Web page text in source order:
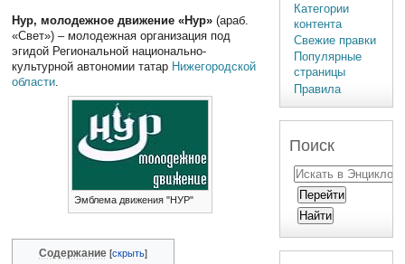
Нур, молодежное движение «Нур» (араб.
«Свет») – молодежная организация под
эгидой Региональной национально-
культурной автономии татар Нижегородской
области.
Эмблема движения "НУР"
Содержание
Категории
контента
Свежие правки
Популярные
страницы
Правила
Поиск